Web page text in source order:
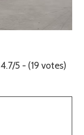
4.7/5 - (19 votes)